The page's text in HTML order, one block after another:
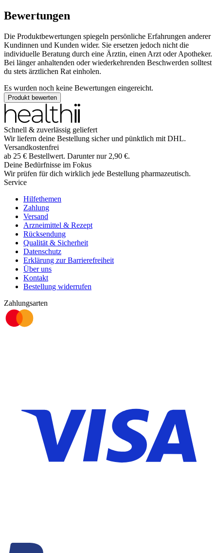
Bewertungen
Die Produktbewertungen spiegeln persönliche Erfahrungen anderer
Kundinnen und Kunden wider. Sie ersetzen jedoch nicht die
individuelle Beratung durch eine Ärztin, einen Arzt oder Apotheker.
Bei länger anhaltenden oder wiederkehrenden Beschwerden solltest
du stets ärztlichen Rat einholen.
Es wurden noch keine Bewertungen eingereicht.
Produkt bewerten
Schnell & zuverlässig geliefert
Wir liefern deine Bestellung sicher und pünktlich mit DHL.
Versandkostenfrei
ab 25 € Bestellwert. Darunter nur 2,90 €.
Deine Bedürfnisse im Fokus
Wir prüfen für dich wirklich jede Bestellung pharmazeutisch.
Service
Hilfethemen
Zahlung
Versand
Arzneimittel & Rezept
Rücksendung
Qualität & Sicherheit
Datenschutz
Erklärung zur Barrierefreiheit
Über uns
Kontakt
Bestellung widerrufen
Zahlungsarten